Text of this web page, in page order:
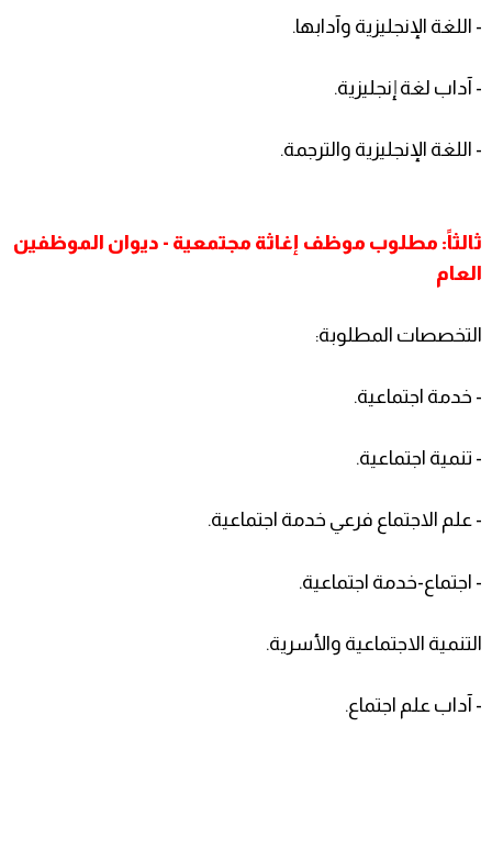
- اللغة الإنجليزية وآدابها.
- آداب لغة إنجليزية.
- اللغة الإنجليزية والترجمة.
ثالثاً: مطلوب موظف إغاثة مجتمعية - ديوان الموظفين
العام
التخصصات المطلوبة:
- خدمة اجتماعية.
- تنمية اجتماعية.
- علم الاجتماع فرعي خدمة اجتماعية.
- اجتماع-خدمة اجتماعية.
التنمية الاجتماعية والأسرية.
- آداب علم اجتماع.